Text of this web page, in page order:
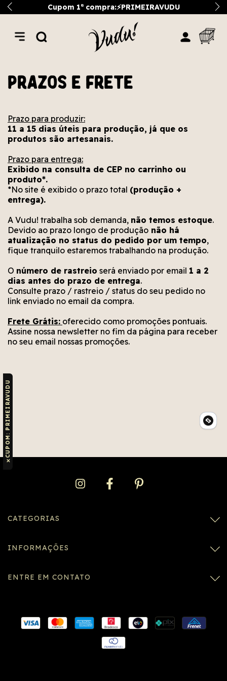
Cupom 1ª compra:⚡PRIMEIRAVUDU
Prazos e Frete
Prazo para produzir:
11 a 15 dias úteis para produção, já que os
produtos são artesanais.
Prazo para entrega:
Exibido na consulta de CEP no carrinho ou
produto*.
*No site é exibido o prazo total (produção +
entrega).
A Vudu! trabalha sob demanda, não temos estoque.
Devido ao prazo longo de produção não há
atualização no status do pedido por um tempo,
fique tranquilo estaremos trabalhando na produção.
O número de rastreio será enviado por email 1 a 2
dias antes do prazo de entrega.
Consulte prazo / rastreio / status do seu pedido no
link enviado no email da compra.
Frete Grátis: oferecido como promoções pontuais.
Assine nossa newsletter no fim da página para receber
no seu email nossas promoções.
CATEGORIAS
INFORMAÇÕES
ENTRE EM CONTATO
✕
CUPOM: PRIMEIRAVUDU